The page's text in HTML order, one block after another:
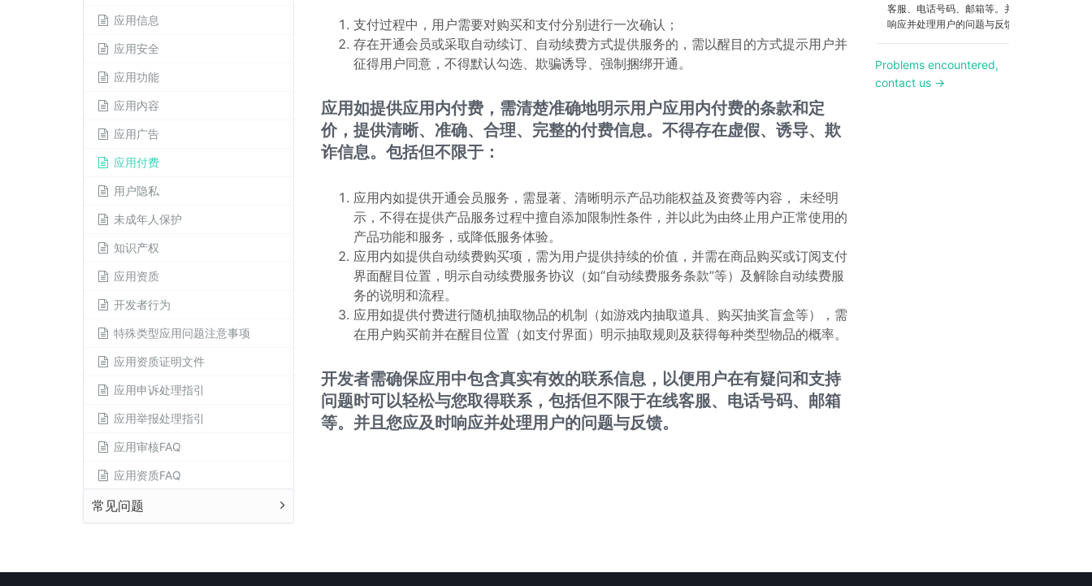
应用信息
应用安全
应用功能
应用内容
应用广告
应用付费
用户隐私
未成年人保护
知识产权
应用资质
开发者行为
特殊类型应用问题注意事项
应用资质证明文件
应用申诉处理指引
应用举报处理指引
应用审核FAQ
应用资质FAQ
常见问题
支付过程中，用户需要对购买和支付分别进行一次确认；
存在开通会员或采取自动续订、自动续费方式提供服务的，需以醒目的方式提示用户并
征得用户同意，不得默认勾选、欺骗诱导、强制捆绑开通。
应用如提供应用内付费，需清楚准确地明示用户应用内付费的条款和定
价，提供清晰、准确、合理、完整的付费信息。不得存在虚假、诱导、欺
诈信息。包括但不限于：
应用内如提供开通会员服务，需显著、清晰明示产品功能权益及资费等内容， 未经明
示，不得在提供产品服务过程中擅自添加限制性条件，并以此为由终止用户正常使用的
产品功能和服务，或降低服务体验。
应用内如提供自动续费购买项，需为用户提供持续的价值，并需在商品购买或订阅支付
界面醒目位置，明示自动续费服务协议（如“自动续费服务条款”等）及解除自动续费服
务的说明和流程。
应用如提供付费进行随机抽取物品的机制（如游戏内抽取道具、购买抽奖盲盒等），需
在用户购买前并在醒目位置（如支付界面）明示抽取规则及获得每种类型物品的概率。
开发者需确保应用中包含真实有效的联系信息，以便用户在有疑问和支持
问题时可以轻松与您取得联系，包括但不限于在线客服、电话号码、邮箱
等。并且您应及时响应并处理用户的问题与反馈。
客服、电话号码、邮箱等。并且您应及时
响应并处理用户的问题与反馈。
Problems encountered,
contact us →